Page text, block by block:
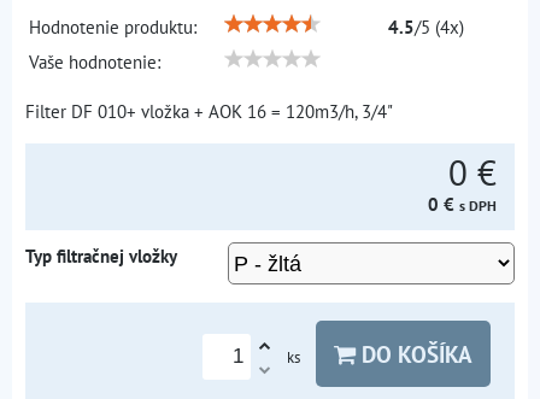
Hodnotenie produktu: 4.5/5 (4x)
Vaše hodnotenie:
Filter DF 010+ vložka + AOK 16 = 120m3/h, 3/4"
0 €
0 € s DPH
Typ filtračnej vložky
ks DO KOŠÍKA